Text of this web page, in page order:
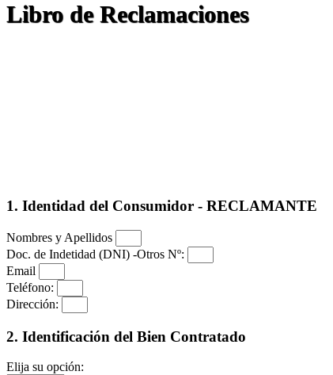
Libro de Reclamaciones
1. Identidad del Consumidor - RECLAMANTE
Nombres y Apellidos
Doc. de Indetidad (DNI) -Otros Nº:
Email
Teléfono:
Dirección:
2. Identificación del Bien Contratado
Elija su opción: